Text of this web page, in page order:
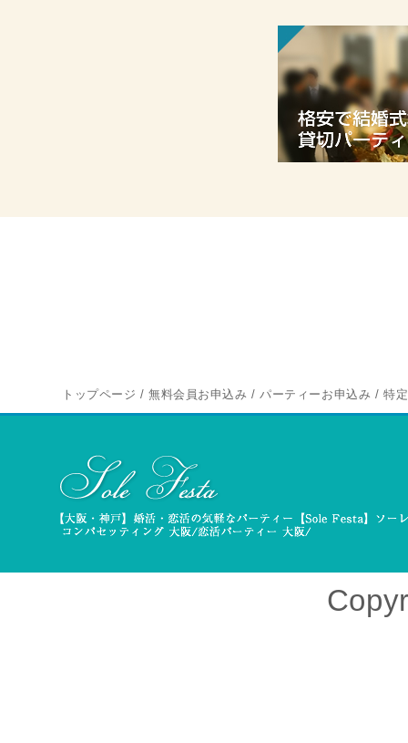
トップページ /無料会員お申込み /パーティーお申込み / 特